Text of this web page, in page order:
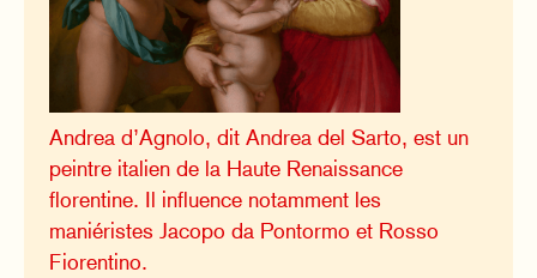
Andrea d’Agnolo, dit Andrea del Sarto, est un
peintre italien de la Haute Renaissance
florentine. Il influence notamment les
maniéristes Jacopo da Pontormo et Rosso
Fiorentino.